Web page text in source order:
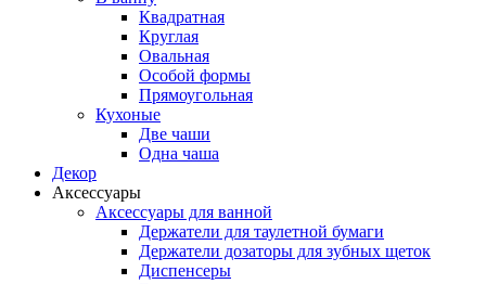
Квадратная
Круглая
Овальная
Особой формы
Прямоугольная
Кухоные
Две чаши
Одна чаша
Декор
Аксессуары
Аксессуары для ванной
Держатели для таулетной бумаги
Держатели дозаторы для зубных щеток
Диспенсеры